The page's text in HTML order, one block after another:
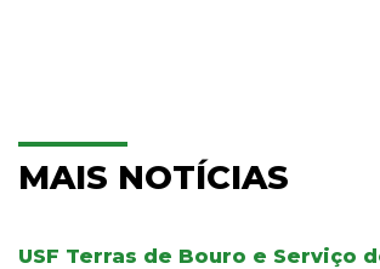
MAIS NOTÍCIAS
USF Terras de Bouro e Serviço